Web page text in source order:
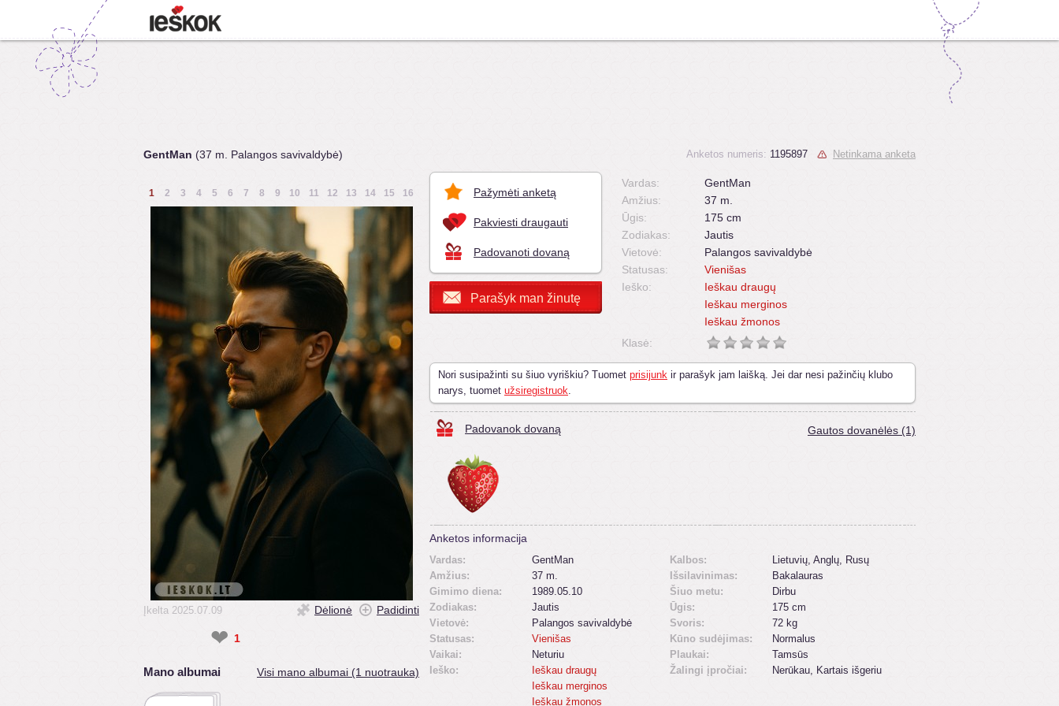
GentMan (37 m. Palangos savivaldybė)
1 2 3 4 5 6 7 8 9 10 11 12 13 14 15 16
Įkelta 2025.07.09 Dėlionė Padidinti
❤ 1
Mano albumai Visi mano albumai (1 nuotrauka)
Pažymėti anketą
Pakviesti draugauti
Padovanoti dovaną
Parašyk man žinutę
Anketos numeris: 1195897 Netinkama anketa
Vardas:
GentMan
Amžius:
37 m.
Ūgis:
175 cm
Zodiakas:
Jautis
Vietovė:
Palangos savivaldybė
Statusas:
Vienišas
Ieško:
Ieškau draugų
Ieškau merginos
Ieškau žmonos
Klasė:
Nori susipažinti su šiuo vyriškiu? Tuomet prisijunk ir parašyk jam laišką. Jei dar nesi pažinčių klubo
narys, tuomet užsiregistruok.
Padovanok dovaną Gautos dovanėlės (1)
Anketos informacija
Vardas:
GentMan
Amžius:
37 m.
Gimimo diena:
1989.05.10
Zodiakas:
Jautis
Vietovė:
Palangos savivaldybė
Statusas:
Vienišas
Vaikai:
Neturiu
Ieško:
Ieškau draugų
Ieškau merginos
Ieškau žmonos
Kalbos:
Lietuvių, Anglų, Rusų
Išsilavinimas:
Bakalauras
Šiuo metu:
Dirbu
Ūgis:
175 cm
Svoris:
72 kg
Kūno sudėjimas:
Normalus
Plaukai:
Tamsūs
Žalingi įpročiai:
Nerūkau, Kartais išgeriu